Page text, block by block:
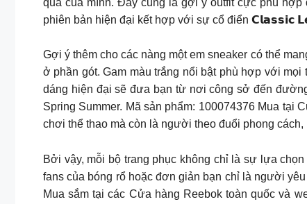
phiên bản hiện đại kết hợp với sự cổ điển 𝗖𝗹𝗮𝘀𝘀𝗶𝗰
Gợi ý thêm cho các nàng một em sneaker có thể
ở phần gót. Gam màu trắng nổi bật phù hợp với
dáng hiện đại sẽ đưa bạn từ nơi công sở đến
Spring Summer. Mã sản phẩm: 100074376 Mua tại
chơi thể thao mà còn là người theo đuổi phong
Bởi vậy, mỗi bộ trang phục không chỉ là sự lựa
fans của bóng rổ hoặc đơn giản bạn chỉ là người
Mua sắm tại các Cửa hàng Reebok toàn quốc và